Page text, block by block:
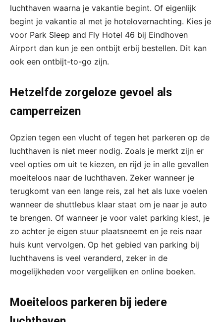
luchthaven waarna je vakantie begint. Of eigenlijk
begint je vakantie al met je hotelovernachting. Kies je
voor Park Sleep and Fly Hotel 46 bij Eindhoven
Airport dan kun je een ontbijt erbij bestellen. Dit kan
ook een ontbijt-to-go zijn.
Hetzelfde zorgeloze gevoel als
camperreizen
Opzien tegen een vlucht of tegen het parkeren op de
luchthaven is niet meer nodig. Zoals je merkt zijn er
veel opties om uit te kiezen, en rijd je in alle gevallen
moeiteloos naar de luchthaven. Zeker wanneer je
terugkomt van een lange reis, zal het als luxe voelen
wanneer de shuttlebus klaar staat om je naar je auto
te brengen. Of wanneer je voor valet parking kiest, je
zo achter je eigen stuur plaatsneemt en je reis naar
huis kunt vervolgen. Op het gebied van parking bij
luchthavens is veel veranderd, zeker in de
mogelijkheden voor vergelijken en online boeken.
Moeiteloos parkeren bij iedere